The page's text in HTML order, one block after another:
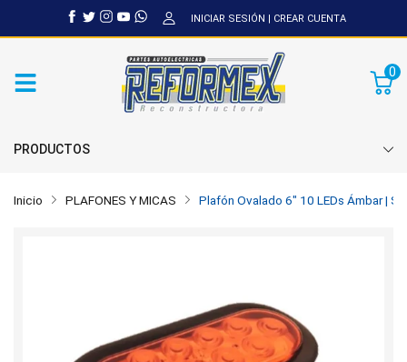
INICIAR SESIÓN | CREAR CUENTA
0
PRODUCTOS
Inicio PLAFONES Y MICAS Plafón Ovalado 6" 10 LEDs Ámbar |